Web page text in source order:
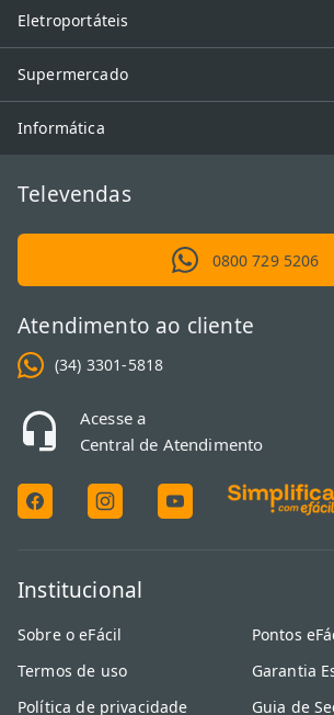
Eletroportáteis
Supermercado
Informática
Televendas
0800 729 5206
Atendimento ao cliente
(34) 3301-5818
Acesse a
Central de Atendimento
Institucional
Sobre o eFácil
Termos de uso
Política de privacidade
Pontos
Garantia
Guia de